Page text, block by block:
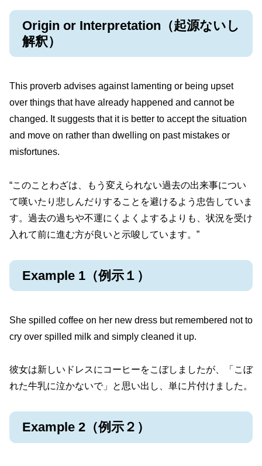
Origin or Interpretation（起源ないし
解釈）
This proverb advises against lamenting or being upset
over things that have already happened and cannot be
changed. It suggests that it is better to accept the situation
and move on rather than dwelling on past mistakes or
misfortunes.
“このことわざは、もう変えられない過去の出来事につい
て嘆いたり悲しんだりすることを避けるよう忠告していま
す。過去の過ちや不運にくよくよするよりも、状況を受け
入れて前に進む方が良いと示唆しています。”
Example 1（例示１）
She spilled coffee on her new dress but remembered not to
cry over spilled milk and simply cleaned it up.
彼女は新しいドレスにコーヒーをこぼしましたが、「こぼ
れた牛乳に泣かないで」と思い出し、単に片付けました。
Example 2（例示２）